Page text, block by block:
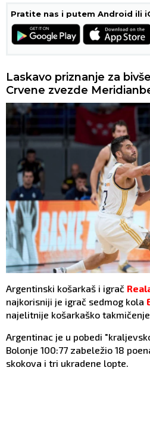
Pratite nas i putem Android ili
Laskavo priznanje za
Crvene zvezde
Argentinski košarkaš i igrač
najkorisniji je igrač sedmog kola
najelitnije košarkaško
Argentinac je u pobedi
Bolonje 100:77 zabeležio 18
skokova i tri ukradene lopte.